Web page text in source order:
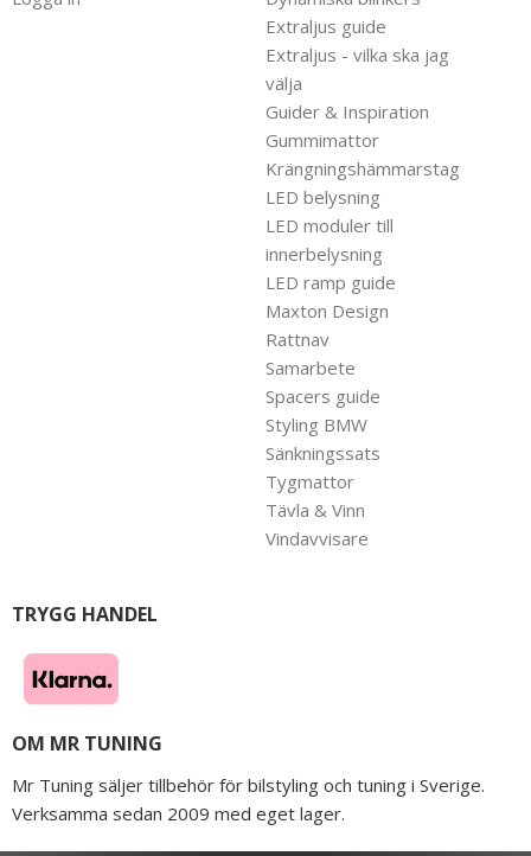
Extraljus guide
Extraljus - vilka ska jag
välja
Guider & Inspiration
Gummimattor
Krängningshämmarstag
LED belysning
LED moduler till
innerbelysning
LED ramp guide
Maxton Design
Rattnav
Samarbete
Spacers guide
Styling BMW
Sänkningssats
Tygmattor
Tävla & Vinn
Vindavvisare
TRYGG HANDEL
OM MR TUNING
Mr Tuning säljer tillbehör för bilstyling och tuning i Sverige.
Verksamma sedan 2009 med eget lager.